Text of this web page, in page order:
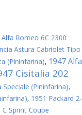
Romeo 6C 2300
Astura Cabriolet Tipo
(Pininfarina), 1947 Alfa
Cisitalia 202
(Pininfarina),
, 1951 Packard 2-
Sprint Coupe